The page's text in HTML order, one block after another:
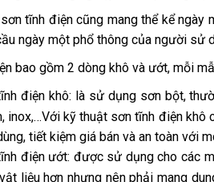
tĩnh điện cũng mang thể kể ngày
ngày một phổ thông của người sử
bao gồm 2 dòng khô và ướt, mỗi
điện khô: là sử dụng sơn bột,
inox,…Với kỹ thuật sơn tĩnh điện
tiết kiệm giá bán và an toàn với
điện ướt: được sử dụng cho các
liệu hơn nhưng nên phải mang